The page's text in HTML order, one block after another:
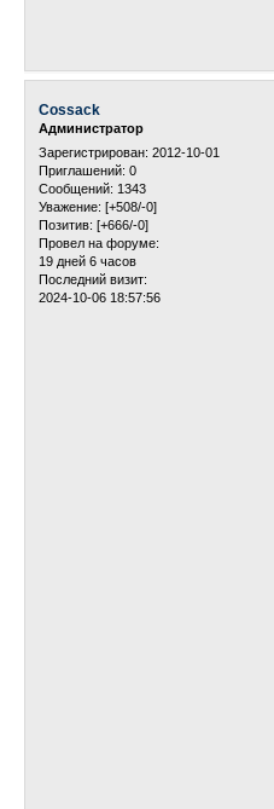
Cossack
Администратор
Зарегистрирован: 2012-10-01
Приглашений: 0
Сообщений: 1343
Уважение: [+508/-0]
Позитив: [+666/-0]
Провел на форуме:
19 дней 6 часов
Последний визит:
2024-10-06 18:57:56